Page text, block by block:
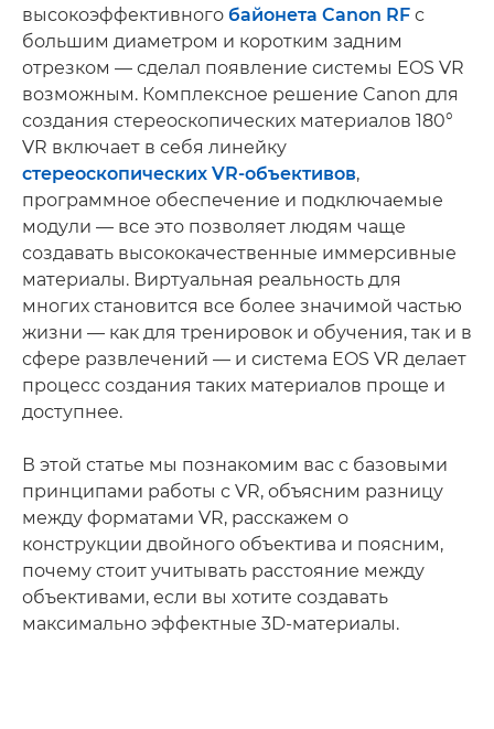
высокоэффективного байонета Canon RF с
большим диаметром и коротким задним
отрезком — сделал появление системы EOS VR
возможным. Комплексное решение Canon для
создания стереоскопических материалов 180°
VR включает в себя линейку
стереоскопических VR-объективов,
программное обеспечение и подключаемые
модули — все это позволяет людям чаще
создавать высококачественные иммерсивные
материалы. Виртуальная реальность для
многих становится все более значимой частью
жизни — как для тренировок и обучения, так и в
сфере развлечений — и система EOS VR делает
процесс создания таких материалов проще и
доступнее.
В этой статье мы познакомим вас с базовыми
принципами работы с VR, объясним разницу
между форматами VR, расскажем о
конструкции двойного объектива и поясним,
почему стоит учитывать расстояние между
объективами, если вы хотите создавать
максимально эффектные 3D-материалы.